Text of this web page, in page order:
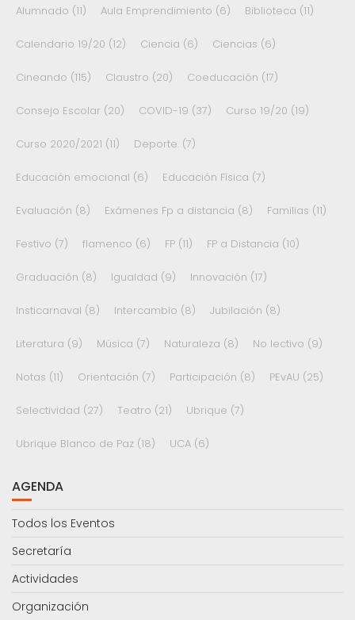
Alumnado (11) Aula Emprendimiento (6) Biblioteca (11)
Calendario 19/20 (12) Ciencia (6) Ciencias (6)
Cineando (115) Claustro (20) Coeducación (17)
Consejo Escolar (20) COVID-19 (37) Curso 19/20 (19)
Curso 2020/2021 (11) Deporte. (7)
Educación emocional (6) Educación Física (7)
Evaluación (8) Exámenes Fp a distancia (8) Familias (11)
Festivo (7) flamenco (6) FP (11) FP a Distancia (10)
Graduación (8) Igualdad (9) Innovación (17)
Insticarnaval (8) Intercambio (8) Jubilación (8)
Literatura (9) Música (7) Naturaleza (8) No lectivo (9)
Notas (11) Orientación (7) Participación (8) PEvAU (25)
Selectividad (27) Teatro (21) Ubrique (7)
Ubrique Blanco de Paz (18) UCA (6)
AGENDA
Todos los Eventos
Secretaría
Actividades
Organización